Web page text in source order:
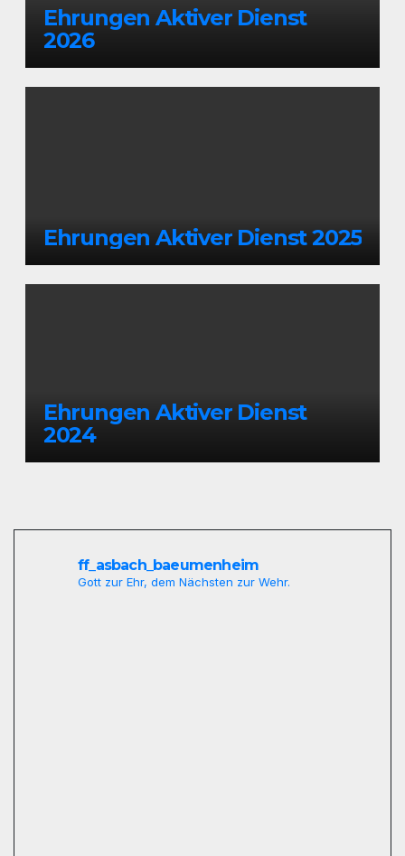
Ehrungen Aktiver Dienst
2026
Ehrungen Aktiver Dienst 2025
Ehrungen Aktiver Dienst
2024
ff_asbach_baeumenheim
Gott zur Ehr, dem Nächsten zur Wehr.